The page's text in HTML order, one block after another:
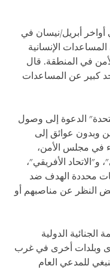
أواخر أبريل/نيسان في
الإنسانية
في المنطقة. قال
كبير عن المساعدات
الدعوة إلى وصول
وبدون عوائق إلى
في مجلس الأمن،
و"الاتحاد الأفريقي"،
محددة الهدف ضد
النظر عن مناصبهم أو
الدولية
وبلدات أخرى في غرب
للمدعي العام